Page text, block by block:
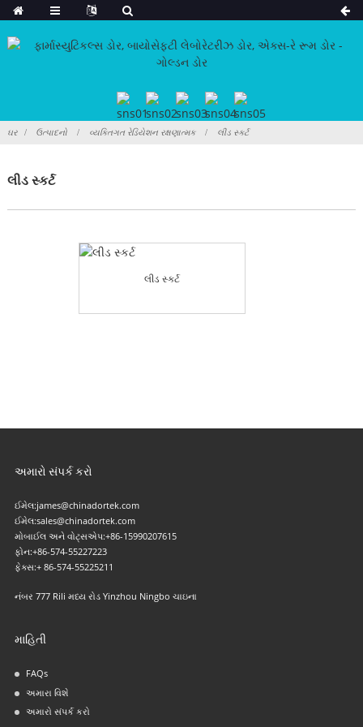
ઘર ઉત્પાદનો વ્યક્તિગત રેડિયેશન રક્ષણાત્મક લીડ સ્કર્ટ
લીડ સ્કર્ટ
લીડ સ્કર્ટ
અમારો સંપર્ક કરો
ઈમેલ:james@chinadortek.com
ઈમેલ:sales@chinadortek.com
મોબાઈલ અને વોટ્સએપ:+86-15990207615
ફોન:+86-574-55227223
ફેક્સ:+ 86-574-55225211
નંબર 777 Rili મધ્ય રોડ Yinzhou Ningbo ચાઇના
માહિતી
FAQs
અમારા વિશે
અમારો સંપર્ક કરો